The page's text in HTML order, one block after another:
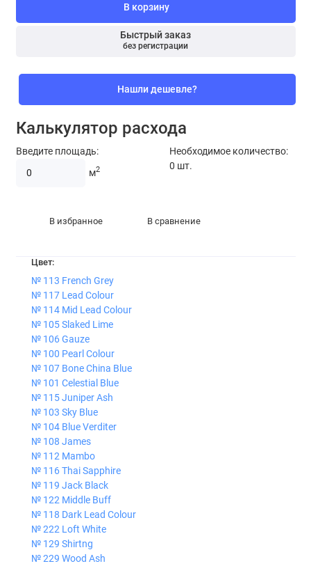
В корзину
Быстрый заказ
без регистрации
Нашли дешевле?
Калькулятор расхода
Введите площадь:
м2
Необходимое количество:
0 шт.
В избранное В сравнение
Цвет:
№ 113 French Grey
№ 117 Lead Colour
№ 114 Mid Lead Colour
№ 105 Slaked Lime
№ 106 Gauze
№ 100 Pearl Colour
№ 107 Bone China Blue
№ 101 Celestial Blue
№ 115 Juniper Ash
№ 103 Sky Blue
№ 104 Blue Verditer
№ 108 James
№ 112 Mambo
№ 116 Thai Sapphire
№ 119 Jack Black
№ 122 Middle Buff
№ 118 Dark Lead Colour
№ 222 Loft White
№ 129 Shirtng
№ 229 Wood Ash